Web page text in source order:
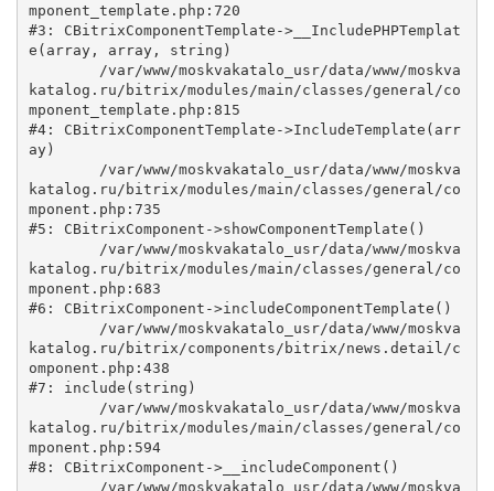
mponent_template.php:720
#3: CBitrixComponentTemplate->__IncludePHPTemplat
e(array, array, string)
katalog.ru/bitrix/modules/main/classes/general/co
mponent_template.php:815
#4: CBitrixComponentTemplate->IncludeTemplate(arr
ay)
katalog.ru/bitrix/modules/main/classes/general/co
mponent.php:735
#5: CBitrixComponent->showComponentTemplate()
katalog.ru/bitrix/modules/main/classes/general/co
mponent.php:683
#6: CBitrixComponent->includeComponentTemplate()
katalog.ru/bitrix/components/bitrix/news.detail/c
omponent.php:438
#7: include(string)
katalog.ru/bitrix/modules/main/classes/general/co
mponent.php:594
#8: CBitrixComponent->__includeComponent()